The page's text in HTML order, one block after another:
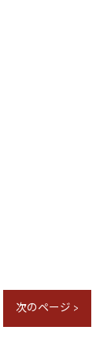
次のページ >